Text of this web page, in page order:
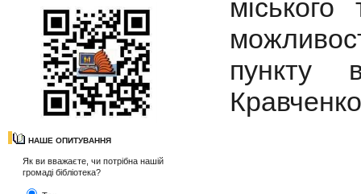
НАШЕ ОПИТУВАННЯ
Як ви вважаєте, чи потрібна нашій
громаді бібліотека?
пункту